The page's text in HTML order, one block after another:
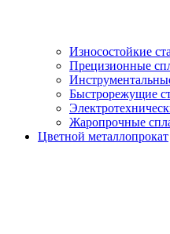
Износостойкие
Прецизионные
Быстрорежущие
Жаропрочные
Цветной металлопрокат